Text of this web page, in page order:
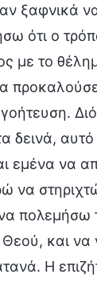
ξαφνικά
ότι ο
με το
δεινά,
εμένα να
να
πολεμήσω
και να
Η